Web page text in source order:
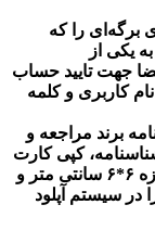
برگه‌ای را که
یکی از
جهت تایید حساب
کاربری و کلمه
برند مراجعه و
کپی کارت
ملی، جواز فعالیت، نمونه برند پیشنهادی در اندازه ۶*۶ سانتی متر و
در سیستم آپلود